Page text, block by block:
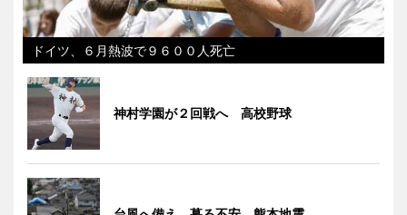
ドイツ、６月熱波で９６００人死亡
神村学園が２回戦へ 高校野球